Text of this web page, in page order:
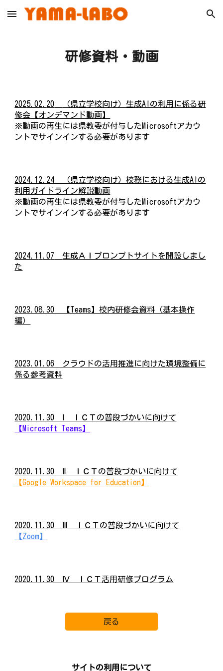
Skip to main content Skip to navigation
研修資料・動画
2025.02 20
（県立学校向け）生成AIの利用に係る研
修会【オンデマンド動画】
※動画の再生には県教委が付与したMicrosoftアカウ
ントでサインインする必要があります
2024.12.24 （県立学校向け）校務における生成AIの
利用ガイドライン解説動画
※動画の再生には県教委が付与したMicrosoftアカウ
ントでサインインする必要があります
2024.1 1 .07
生成ＡＩプロンプトサイトを開設しまし
た
2023.08.30 【Teams】校内研修会資料（基本操作
編）
2023.01.06 クラウドの活用推進に向けた環境整備に
係る参考資料
2020.11.30 Ⅰ ＩＣＴの普段づかいに向けて
【Microsoft Teams】
2020.11.30 Ⅱ ＩＣＴの普段づかいに向けて
【Google Workspace for Education】
2020.11.30
Ⅲ ＩＣＴの普段づかいに向けて
【Zoom】
2020.11.30 Ⅳ ＩＣＴ活用研修プログラム
戻る
サイトの利用について